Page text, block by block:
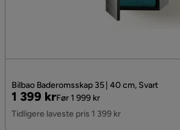
Bilbao Baderomsskap 35 | 40 cm, Svart
Pris
1 399 kr
Original
Pris
Før 1 999 kr
Tidligere laveste pris 1 399 kr